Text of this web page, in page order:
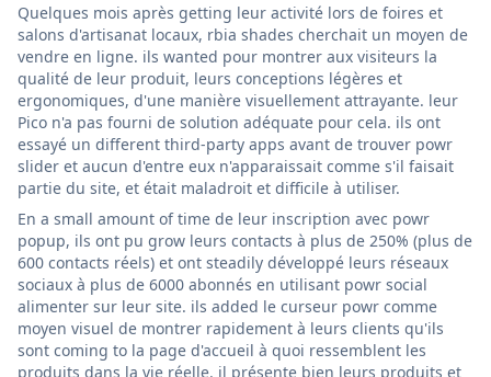
Quelques mois après getting leur activité lors de foires et
salons d'artisanat locaux, rbia shades cherchait un moyen de
vendre en ligne. ils wanted pour montrer aux visiteurs la
qualité de leur produit, leurs conceptions légères et
ergonomiques, d'une manière visuellement attrayante. leur
Pico n'a pas fourni de solution adéquate pour cela. ils ont
essayé un different third-party apps avant de trouver powr
slider et aucun d'entre eux n'apparaissait comme s'il faisait
partie du site, et était maladroit et difficile à utiliser.
En a small amount of time de leur inscription avec powr
popup, ils ont pu grow leurs contacts à plus de 250% (plus de
600 contacts réels) et ont steadily développé leurs réseaux
sociaux à plus de 6000 abonnés en utilisant powr social
alimenter sur leur site. ils added le curseur powr comme
moyen visuel de montrer rapidement à leurs clients qu'ils
sont coming to la page d'accueil à quoi ressemblent les
produits dans la vie réelle. il présente bien leurs produits et